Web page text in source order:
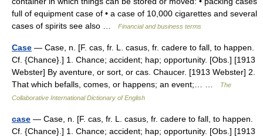
full of equipment case of • a case of 10,000 cigarettes and several
cases of spirits see also …
Financial and business terms
Case — Case, n. [F. cas, fr. L. casus, fr. cadere to fall, to happen.
Cf. {Chance}.] 1. Chance; accident; hap; opportunity. [Obs.] [1913
Webster] By aventure, or sort, or cas. Chaucer. [1913 Webster] 2.
That which befalls, comes, or happens; an event;… …
The
Collaborative International Dictionary of English
case — Case, n. [F. cas, fr. L. casus, fr. cadere to fall, to happen.
Cf. {Chance}.] 1. Chance; accident; hap; opportunity. [Obs.] [1913